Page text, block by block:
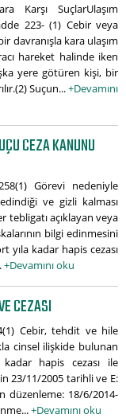
Karşı SuçlarUlaşım
223- (1) Cebir veya
davranışla kara ulaşım
hareket halinde iken
yere götüren kişi, bir
Suçun...+Devamını
CEZA KANUNU
Görevi nedeniyle
ve gizli kalması
tebligatı açıklayan veya
bilgi edinmesini
yıla kadar hapis cezası
+Devamını oku
CEZASI
Cebir, tehdit ve hile
cinsel ilişkide bulunan
hapis cezası ile
23/11/2005 tarihli ve E:
düzenleme: 18/6/2014-
+Devamını oku